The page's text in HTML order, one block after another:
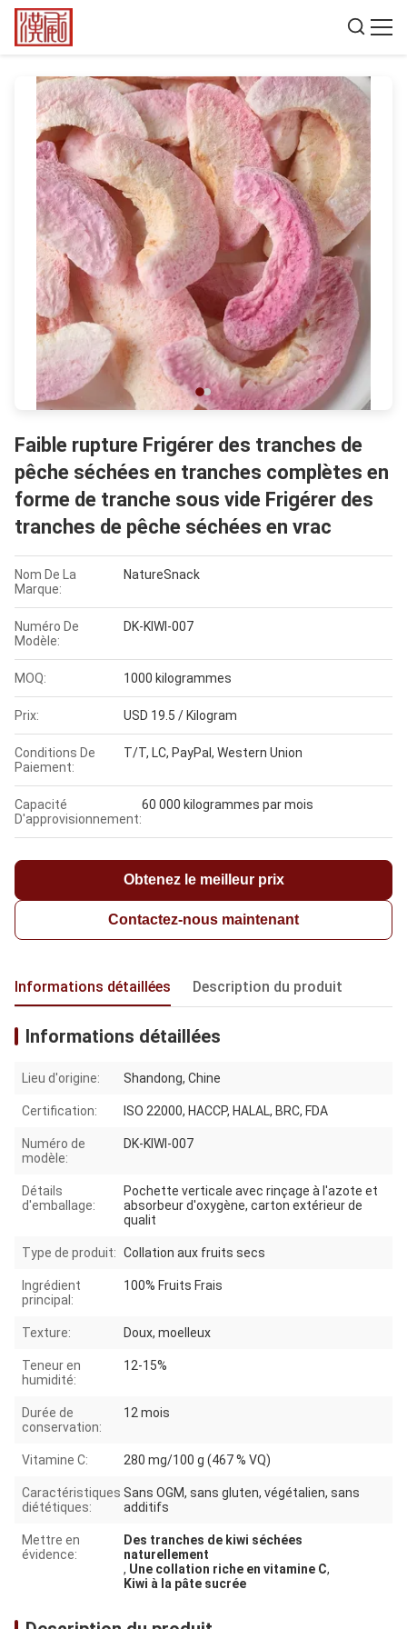
Faible rupture Frigérer des tranches de
pêche séchées en tranches complètes en
forme de tranche sous vide Frigérer des
tranches de pêche séchées en vrac
Nom De La
Marque:
NatureSnack
Numéro De
Modèle:
DK-KIWI-007
MOQ: 1000 kilogrammes
Prix: USD 19.5 / Kilogram
Conditions De
Paiement:
T/T, LC, PayPal, Western Union
Capacité
D'approvisionnement:
60 000 kilogrammes par mois
Obtenez le meilleur prix
Contactez-nous maintenant
Informations détaillées Description du produit
Informations détaillées
Lieu d'origine: Shandong, Chine
Certification: ISO 22000, HACCP, HALAL, BRC, FDA
Numéro de
modèle:
DK-KIWI-007
Détails
d'emballage:
Pochette verticale avec rinçage à l'azote et
absorbeur d'oxygène, carton extérieur de
qualit
Type de produit: Collation aux fruits secs
Ingrédient
principal:
100% Fruits Frais
Texture: Doux, moelleux
Teneur en
humidité:
12-15%
Durée de
conservation:
12 mois
Vitamine C: 280 mg/100 g (467 % VQ)
Caractéristiques
diététiques:
Sans OGM, sans gluten, végétalien, sans
additifs
Mettre en
évidence:
Des tranches de kiwi séchées
naturellement
, Une collation riche en vitamine C,
Kiwi à la pâte sucrée